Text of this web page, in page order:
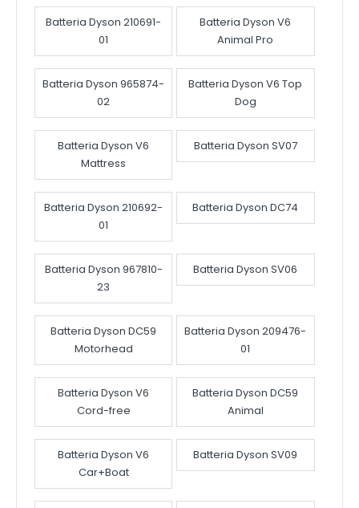
Batteria Dyson 210691-
01
Batteria Dyson V6
Animal Pro
Batteria Dyson 965874-
02
Batteria Dyson V6 Top
Dog
Batteria Dyson V6
Mattress
Batteria Dyson SV07
Batteria Dyson 210692-
01
Batteria Dyson DC74
Batteria Dyson 967810-
23
Batteria Dyson SV06
Batteria Dyson DC59
Motorhead
Batteria Dyson 209476-
01
Batteria Dyson V6
Cord-free
Batteria Dyson DC59
Animal
Batteria Dyson V6
Car+Boat
Batteria Dyson SV09